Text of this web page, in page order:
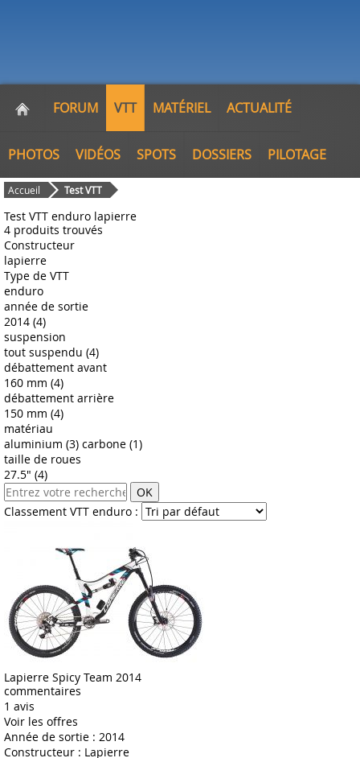
FORUM VTT MATÉRIEL ACTUALITÉ
PHOTOS VIDÉOS SPOTS DOSSIERS PILOTAGE
Accueil Test VTT
Test VTT enduro lapierre
4 produits trouvés
Constructeur
lapierre
Type de VTT
enduro
année de sortie
2014 (4)
suspension
tout suspendu (4)
débattement avant
160 mm (4)
débattement arrière
150 mm (4)
matériau
aluminium (3) carbone (1)
taille de roues
27.5" (4)
OK
Classement VTT enduro :
Lapierre Spicy Team 2014
commentaires
1 avis
Voir les offres
Année de sortie : 2014
Constructeur : Lapierre